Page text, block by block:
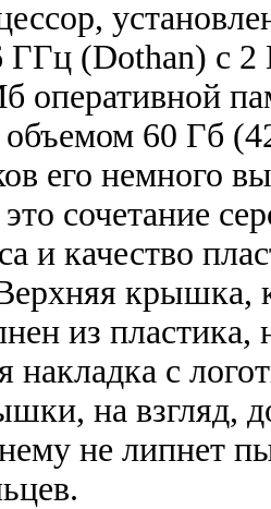
ГГц (Dothan) с
оперативной
объемом 60 Гб
его немного
сочетание
и качество
крышка,
из пластика,
накладка с
на взгляд,
не липнет